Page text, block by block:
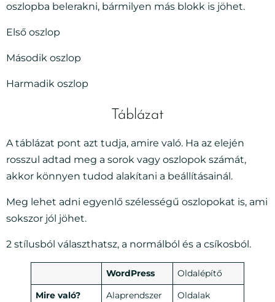
oszlopba belerakni, bármilyen más blokk is jöhet.
Első oszlop
Második oszlop
Harmadik oszlop
Táblázat
A táblázat pont azt tudja, amire való. Ha az elején
rosszul adtad meg a sorok vagy oszlopok számát,
akkor könnyen tudod alakítani a beállításainál.
Meg lehet adni egyenlő szélességű oszlopokat is, ami
sokszor jól jöhet.
2 stílusból választhatsz, a normálból és a csíkosból.
WordPress
Oldalépítő
Mire való?
Alaprendszer
Oldalak